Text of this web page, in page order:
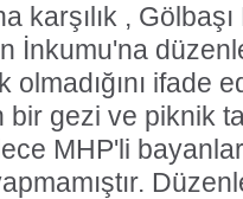
karşılık ,
İnkumu'na
ifade
bir gezi ve piknik
MHP'li